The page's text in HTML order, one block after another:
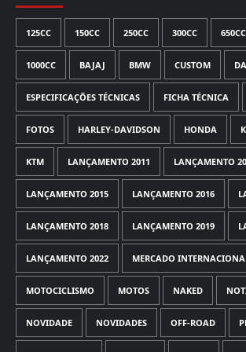
125CC 150CC 250CC 300CC 650CC
1000CC BAJAJ BMW CUSTOM
ESPECIFICAÇÕES TÉCNICAS FICHA TÉCNICA
FOTOS HARLEY-DAVIDSON HONDA
KTM LANÇAMENTO 2011 LANÇAMENTO
LANÇAMENTO 2015 LANÇAMENTO 2016
LANÇAMENTO 2018 LANÇAMENTO 2019
LANÇAMENTO 2022 MERCADO
MOTOCICLISMO MOTOS NAKED
NOVIDADE NOVIDADES OFF-ROAD